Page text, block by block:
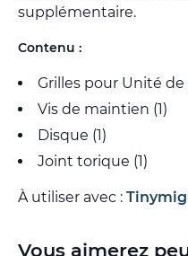
supplémentaire.
Contenu :
Grilles pour Unité
Vis de maintien (1)
Disque (1)
Joint torique (1)
À utiliser avec :
Vous aimerez